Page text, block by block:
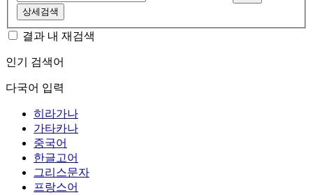
상세검색
결과 내 재검색
인기 검색어
다국어 입력
히라가나
가타카나
중국어
한글고어
그리스문자
프랑스어